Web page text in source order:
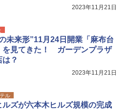
コールマン) ツーリングドーム/LD
用 3人用 キャンプ アウトドア フェス
ンパクト 簡単設営 カンガルーテント
ャンプ ソロテント
ターライト 強力 小型 緑色/赤色/青紫色
電式 高精度 超長距離照射 長時間使用
全ロック付き 高安全性 金属製耐久 コ
ト多機能設計 持ち運び便利 アウトド
フィス/教育現場/展示会用 緑
2023年11月21日
未来形”11月24日開業「麻布台
を見てきた！ ガーデンプラザ
？
2023年11月21日
ル
ルズが六本木ヒルズ規模の完成